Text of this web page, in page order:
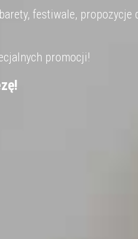
festiwale, propozycje
promocji!